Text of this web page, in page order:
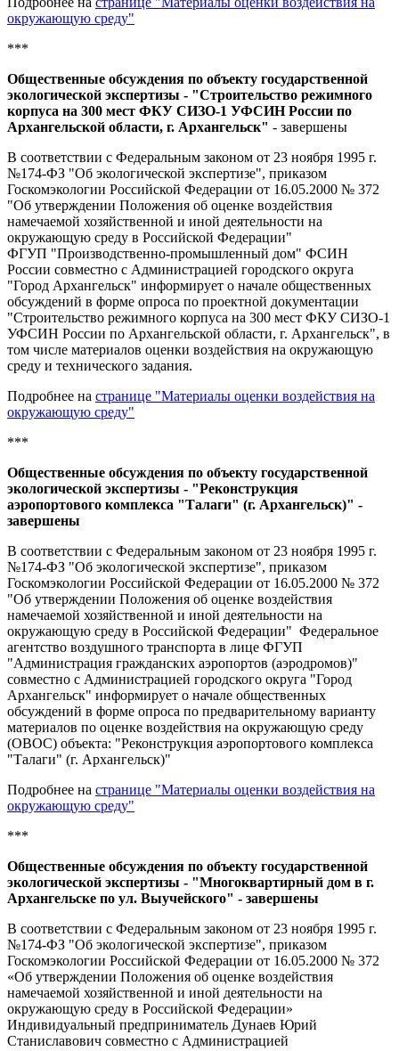
окружающую среду"
***
Общественные обсуждения по объекту государственной
экологической экспертизы - "Строительство режимного
корпуса на 300 мест ФКУ СИЗО-1 УФСИН России по
Архангельской области, г. Архангельск" - завершены
В соответствии с Федеральным законом от 23 ноября 1995 г.
№174-ФЗ "Об экологической экспертизе", приказом
Госкомэкологии Российской Федерации от 16.05.2000 № 372
"Об утверждении Положения об оценке воздействия
намечаемой хозяйственной и иной деятельности на
окружающую среду в Российской Федерации"
ФГУП "Производственно-промышленный дом" ФСИН
России совместно с Администрацией городского округа
"Город Архангельск" информирует о начале общественных
обсуждений в форме опроса по проектной документации
"Строительство режимного корпуса на 300 мест ФКУ СИЗО-1
УФСИН России по Архангельской области, г. Архангельск", в
том числе материалов оценки воздействия на окружающую
среду и технического задания.
Подробнее на странице "Материалы оценки воздействия на
окружающую среду"
***
Общественные обсуждения по объекту государственной
экологической экспертизы - "Реконструкция
аэропортового комплекса "Талаги" (г. Архангельск)" -
завершены
В соответствии с Федеральным законом от 23 ноября 1995 г.
№174-ФЗ "Об экологической экспертизе", приказом
Госкомэкологии Российской Федерации от 16.05.2000 № 372
"Об утверждении Положения об оценке воздействия
намечаемой хозяйственной и иной деятельности на
окружающую среду в Российской Федерации" Федеральное
агентство воздушного транспорта в лице ФГУП
"Администрация гражданских аэропортов (аэродромов)"
совместно с Администрацией городского округа "Город
Архангельск" информирует о начале общественных
обсуждений в форме опроса по предварительному варианту
материалов по оценке воздействия на окружающую среду
(ОВОС) объекта: "Реконструкция аэропортового комплекса
"Талаги" (г. Архангельск)"
Подробнее на странице "Материалы оценки воздействия на
окружающую среду"
***
Общественные обсуждения по объекту государственной
экологической экспертизы - "Многоквартирный дом в г.
Архангельске по ул. Выучейского" - завершены
В соответствии с Федеральным законом от 23 ноября 1995 г.
№174-ФЗ "Об экологической экспертизе", приказом
Госкомэкологии Российской Федерации от 16.05.2000 № 372
«Об утверждении Положения об оценке воздействия
намечаемой хозяйственной и иной деятельности на
окружающую среду в Российской Федерации»
Индивидуальный предприниматель Дунаев Юрий
Станиславович совместно с Администрацией